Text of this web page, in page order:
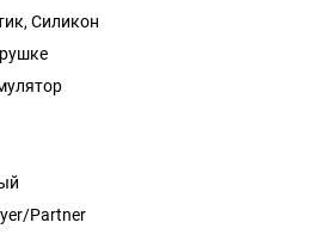
Силикон
Partner